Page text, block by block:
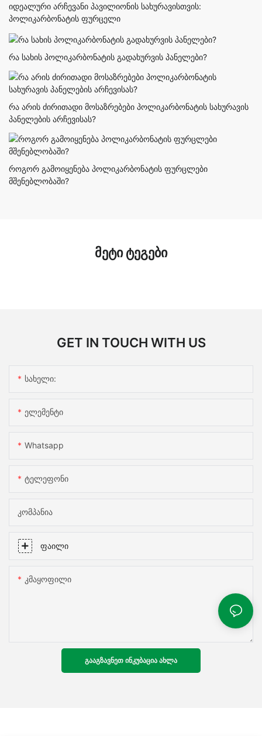
იდეალური არჩევანი პავილიონის სახურავისთვის:
პოლიკარბონატის ფურცელი
რა სახის პოლიკარბონატის გადახურვის პანელები?
რა არის ძირითადი მოსაზრებები პოლიკარბონატის სახურავის
პანელების არჩევისას?
როგორ გამოიყენება პოლიკარბონატის ფურცლები
მშენებლობაში?
ᲛᲔᲢᲘ ᲢᲔᲒᲔᲑᲘ
GET IN TOUCH WITH US
Სახელი:
Ელემენტი
Whatsapp
Ტელეფონი
Კომპანია
Ფაილი
Კმაყოფილი
Გააგზავნეთ Ინკუბაცია Ახლა